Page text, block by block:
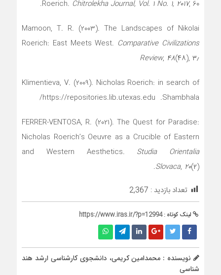
Roerich. Chitrolekha Journal, Vol. 1 No. 1, 2017, 60.‏
Mamoon, T. R. (2003). The Landscapes of Nikolai
Roerich: East Meets West. Comparative Civilizations
Review, ۴۸(۴۸), ۳٫‏
Klimentieva, V. (2009). Nicholas Roerich: in search of
Shambhala.‏ https://repositories.lib.utexas.edu/
FERRER-VENTOSA, R. (2021). The Quest for Paradise:
Nicholas Roerich’s Oeuvre as a Crucible of Eastern
and Western Aesthetics. Studia Orientalia
Slovaca, ۲۰(۲).‏
تعداد بازدید : 2,367
لینک کوتاه :https://www.iras.ir/?p=12994
نویسنده : محمدامین کریمی، دانشجوی کارشناسی ارشد هند
شناسی